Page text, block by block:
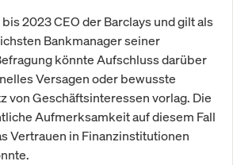
2023 CEO der Barclays und gilt als
Bankmanager seiner
könnte Aufschluss darüber
Versagen oder bewusste
von Geschäftsinteressen vorlag. Die
Aufmerksamkeit auf diesem Fall
Vertrauen in Finanzinstitutionen